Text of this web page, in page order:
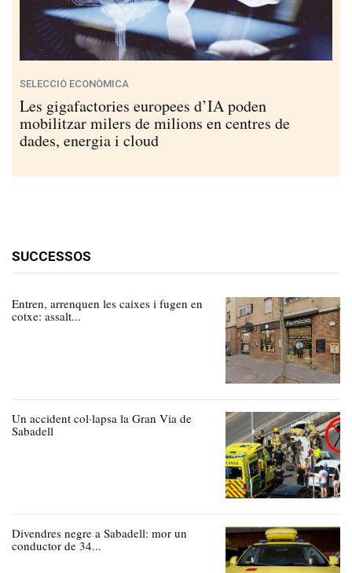
SELECCIÓ ECONÒMICA
Les gigafactories europees d’IA poden
mobilitzar milers de milions en centres de
dades, energia i cloud
SUCCESSOS
Entren, arrenquen les caixes i fugen en
cotxe: assalt...
Un accident col·lapsa la Gran Via de
Sabadell
Divendres negre a Sabadell: mor un
conductor de 34...